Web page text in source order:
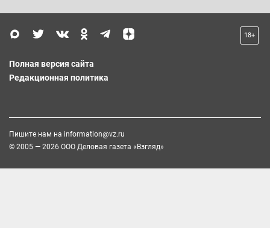
18+
Полная версия сайта
Редакционная политика
Пишите нам на information@vz.ru
© 2005 — 2026 ООО Деловая газета «Взгляд»